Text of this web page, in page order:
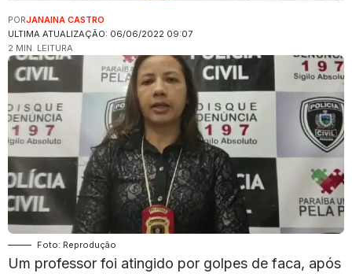
ULTIMA ATUALIZAÇÃO: 06/06/2022 09:07
PORJANAINA CASTRO
2 MIN. LEITURA
Foto: Reprodução
Um professor foi atingido por golpes de faca, após